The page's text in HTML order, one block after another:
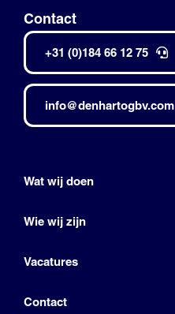
Contact
+31 (0)184 66 12 75
info@denhartogbv.com
Wat wij doen
Wie wij zijn
Vacatures
Contact